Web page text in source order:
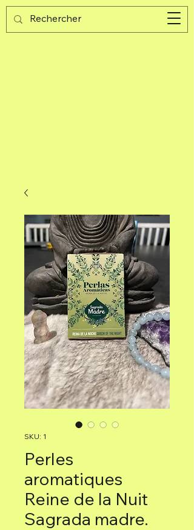
Guijad
SKU: 1
Perles
aromatiques
Reine de la Nuit
Sagrada madre.